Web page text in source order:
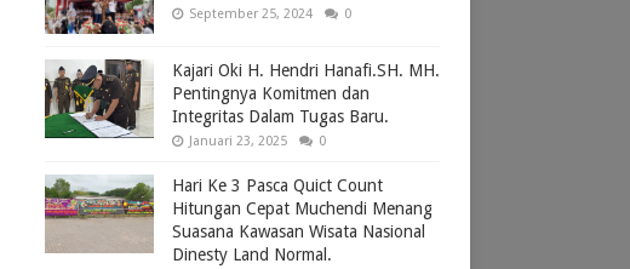
September 25, 2024 0
Kajari Oki H. Hendri Hanafi.SH. MH.
Pentingnya Komitmen dan
Integritas Dalam Tugas Baru.
Januari 23, 2025 0
Hari Ke 3 Pasca Quict Count
Hitungan Cepat Muchendi Menang
Suasana Kawasan Wisata Nasional
Dinesty Land Normal.